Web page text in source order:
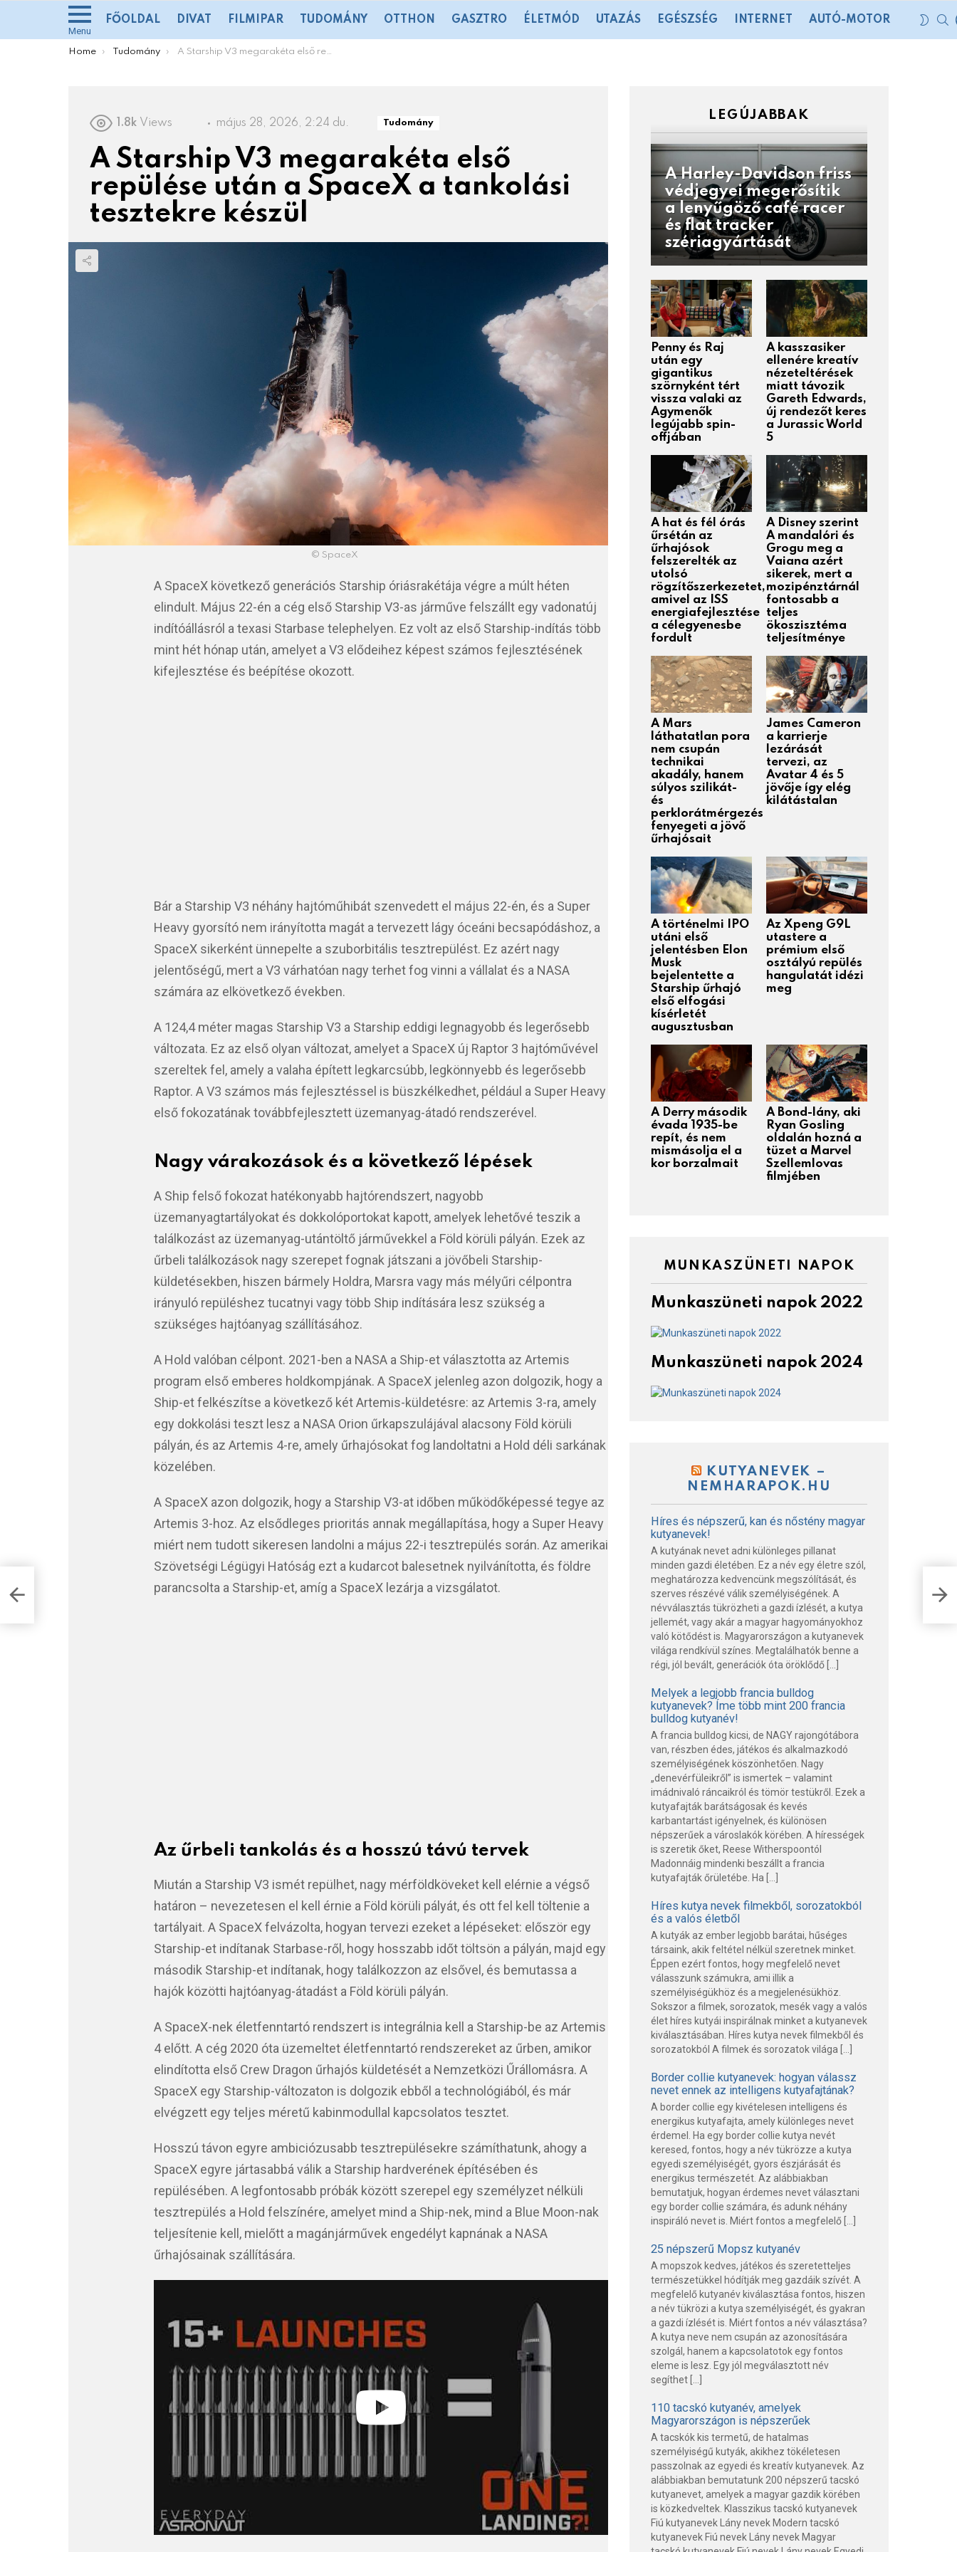
Menu
FŐOLDAL DIVAT FILMIPAR TUDOMÁNY OTTHON GASZTRO ÉLETMÓD UTAZÁS EGÉSZSÉG INTERNET AUTÓ-MOTOR
You are here:
Home Tudomány A Starship V3 megarakéta első repülése után a SpaceX a tankolási tesztekre készül
1.8k Views május 28, 2026, 2:24 du. Tudomány
A Starship V3 megarakéta első
repülése után a SpaceX a tankolási
tesztekre készül
© SpaceX
A SpaceX következő generációs Starship óriásrakétája végre a múlt héten
elindult. Május 22-én a cég első Starship V3-as járműve felszállt egy vadonatúj
indítóállásról a texasi Starbase telephelyen. Ez volt az első Starship-indítás több
mint hét hónap után, amelyet a V3 elődeihez képest számos fejlesztésének
kifejlesztése és beépítése okozott.
Bár a Starship V3 néhány hajtóműhibát szenvedett el május 22-én, és a Super
Heavy gyorsító nem irányította magát a tervezett lágy óceáni becsapódáshoz, a
SpaceX sikerként ünnepelte a szuborbitális tesztrepülést. Ez azért nagy
jelentőségű, mert a V3 várhatóan nagy terhet fog vinni a vállalat és a NASA
számára az elkövetkező években.
A 124,4 méter magas Starship V3 a Starship eddigi legnagyobb és legerősebb
változata. Ez az első olyan változat, amelyet a SpaceX új Raptor 3 hajtóművével
szereltek fel, amely a valaha épített legkarcsúbb, legkönnyebb és legerősebb
Raptor. A V3 számos más fejlesztéssel is büszkélkedhet, például a Super Heavy
első fokozatának továbbfejlesztett üzemanyag-átadó rendszerével.
Nagy várakozások és a következő lépések
A Ship felső fokozat hatékonyabb hajtórendszert, nagyobb
üzemanyagtartályokat és dokkolóportokat kapott, amelyek lehetővé teszik a
találkozást az üzemanyag-utántöltő járművekkel a Föld körüli pályán. Ezek az
űrbeli találkozások nagy szerepet fognak játszani a jövőbeli Starship-
küldetésekben, hiszen bármely Holdra, Marsra vagy más mélyűri célpontra
irányuló repüléshez tucatnyi vagy több Ship indítására lesz szükség a
szükséges hajtóanyag szállításához.
A Hold valóban célpont. 2021-ben a NASA a Ship-et választotta az Artemis
program első emberes holdkompjának. A SpaceX jelenleg azon dolgozik, hogy a
Ship-et felkészítse a következő két Artemis-küldetésre: az Artemis 3-ra, amely
egy dokkolási teszt lesz a NASA Orion űrkapszulájával alacsony Föld körüli
pályán, és az Artemis 4-re, amely űrhajósokat fog landoltatni a Hold déli sarkának
közelében.
A SpaceX azon dolgozik, hogy a Starship V3-at időben működőképessé tegye az
Artemis 3-hoz. Az elsődleges prioritás annak megállapítása, hogy a Super Heavy
miért nem tudott sikeresen landolni a május 22-i tesztrepülés során. Az amerikai
Szövetségi Légügyi Hatóság ezt a kudarcot balesetnek nyilvánította, és földre
parancsolta a Starship-et, amíg a SpaceX lezárja a vizsgálatot.
Az űrbeli tankolás és a hosszú távú tervek
Miután a Starship V3 ismét repülhet, nagy mérföldköveket kell elérnie a végső
határon – nevezetesen el kell érnie a Föld körüli pályát, és ott fel kell töltenie a
tartályait. A SpaceX felvázolta, hogyan tervezi ezeket a lépéseket: először egy
Starship-et indítanak Starbase-ről, hogy hosszabb időt töltsön a pályán, majd egy
második Starship-et indítanak, hogy találkozzon az elsővel, és bemutassa a
hajók közötti hajtóanyag-átadást a Föld körüli pályán.
A SpaceX-nek életfenntartó rendszert is integrálnia kell a Starship-be az Artemis
4 előtt. A cég 2020 óta üzemeltet életfenntartó rendszereket az űrben, amikor
elindította első Crew Dragon űrhajós küldetését a Nemzetközi Űrállomásra. A
SpaceX egy Starship-változaton is dolgozik ebből a technológiából, és már
elvégzett egy teljes méretű kabinmodullal kapcsolatos tesztet.
Hosszú távon egyre ambiciózusabb tesztrepülésekre számíthatunk, ahogy a
SpaceX egyre jártasabbá válik a Starship hardverének építésében és
repülésében. A legfontosabb próbák között szerepel egy személyzet nélküli
tesztrepülés a Hold felszínére, amelyet mind a Ship-nek, mind a Blue Moon-nak
teljesítenie kell, mielőtt a magánjárművek engedélyt kapnának a NASA
űrhajósainak szállítására.
és
LEGÚJABBAK
A Harley-Davidson friss
védjegyei megerősítik
a lenyűgöző café racer
és flat tracker
szériagyártását
Penny és Raj
után egy
gigantikus
szörnyként tért
vissza valaki az
Agymenők
legújabb spin-
offjában
A kasszasiker
ellenére kreatív
nézeteltérések
miatt távozik
Gareth Edwards,
új rendezőt keres
a Jurassic World
5
A hat és fél órás
űrsétán az
űrhajósok
felszerelték az
utolsó
rögzítőszerkezetet,
amivel az ISS
energiafejlesztése
a célegyenesbe
fordult
A Disney szerint
A mandalóri és
Grogu meg a
Vaiana azért
sikerek, mert a
mozipénztárnál
fontosabb a
teljes
ökoszisztéma
teljesítménye
A Mars
láthatatlan pora
nem csupán
technikai
akadály, hanem
súlyos szilikát-
és
perklorátmérgezés
fenyegeti a jövő
űrhajósait
James Cameron
a karrierje
lezárását
tervezi, az
Avatar 4 és 5
jövője így elég
kilátástalan
A történelmi IPO
utáni első
jelentésben Elon
Musk
bejelentette a
Starship űrhajó
első elfogási
kísérletét
augusztusban
Az Xpeng G9L
utastere a
prémium első
osztályú repülés
hangulatát idézi
meg
A Derry második
évada 1935-be
repít, és nem
mismásolja el a
kor borzalmait
A Bond-lány, aki
Ryan Gosling
oldalán hozná a
tüzet a Marvel
Szellemlovas
filmjében
MUNKASZÜNETI NAPOK
Munkaszüneti napok 2022
Munkaszüneti napok 2024
KUTYANEVEK –
NEMHARAPOK.HU
Híres és népszerű, kan és nőstény magyar
kutyanevek!
A kutyának nevet adni különleges pillanat
minden gazdi életében. Ez a név egy életre szól,
meghatározza kedvencünk megszólítását, és
szerves részévé válik személyiségének. A
névválasztás tükrözheti a gazdi ízlését, a kutya
jellemét, vagy akár a magyar hagyományokhoz
való kötődést is. Magyarországon a kutyanevek
világa rendkívül színes. Megtalálhatók benne a
régi, jól bevált, generációk óta öröklődő […]
Melyek a legjobb francia bulldog
kutyanevek? Íme több mint 200 francia
bulldog kutyanév!
A francia bulldog kicsi, de NAGY rajongótábora
van, részben édes, játékos és alkalmazkodó
személyiségének köszönhetően. Nagy
„denevérfüleikről” is ismertek – valamint
imádnivaló ráncaikról és tömör testükről. Ezek a
kutyafajták barátságosak és kevés
karbantartást igényelnek, és különösen
népszerűek a városlakók körében. A hírességek
is szeretik őket, Reese Witherspoontól
Madonnáig mindenki beszállt a francia
kutyafajták őrületébe. Ha […]
Híres kutya nevek filmekből, sorozatokból
és a valós életből
A kutyák az ember legjobb barátai, hűséges
társaink, akik feltétel nélkül szeretnek minket.
Éppen ezért fontos, hogy megfelelő nevet
válasszunk számukra, ami illik a
személyiségükhöz és a megjelenésükhöz.
Sokszor a filmek, sorozatok, mesék vagy a valós
élet híres kutyái inspirálnak minket a kutyanevek
kiválasztásában. Híres kutya nevek filmekből és
sorozatokból A filmek és sorozatok világa […]
Border collie kutyanevek: hogyan válassz
nevet ennek az intelligens kutyafajtának?
A border collie egy kivételesen intelligens és
energikus kutyafajta, amely különleges nevet
érdemel. Ha egy border collie kutya nevét
keresed, fontos, hogy a név tükrözze a kutya
egyedi személyiségét, gyors észjárását és
energikus természetét. Az alábbiakban
bemutatjuk, hogyan érdemes nevet választani
egy border collie számára, és adunk néhány
inspiráló nevet is. Miért fontos a megfelelő […]
25 népszerű Mopsz kutyanév
A mopszok kedves, játékos és szeretetteljes
természetükkel hódítják meg gazdáik szívét. A
megfelelő kutyanév kiválasztása fontos, hiszen
a név tükrözi a kutya személyiségét, és gyakran
a gazdi ízlését is. Miért fontos a név választása?
A kutya neve nem csupán az azonosítására
szolgál, hanem a kapcsolatotok egy fontos
eleme is lesz. Egy jól megválasztott név
segíthet […]
110 tacskó kutyanév, amelyek
Magyarországon is népszerűek
A tacskók kis termetű, de hatalmas
személyiségű kutyák, akikhez tökéletesen
passzolnak az egyedi és kreatív kutyanevek. Az
alábbiakban bemutatunk 200 népszerű tacskó
kutyanevet, amelyek a magyar gazdik körében
is közkedveltek. Klasszikus tacskó kutyanevek
Fiú kutyanevek Lány nevek Modern tacskó
kutyanevek Fiú nevek Lány nevek Magyar